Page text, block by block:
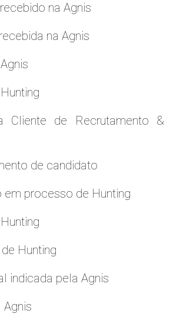
na Agnis
na Agnis
Cliente de Recrutamento &
de candidato
processo de Hunting
Hunting
indicada pela Agnis